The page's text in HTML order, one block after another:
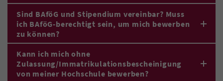
Sind BAföG und Stipendium vereinbar? Muss
ich BAföG-berechtigt sein, um mich bewerben
zu können?
Kann ich mich ohne
Zulassung/Immatrikulationsbescheinigung
von meiner Hochschule bewerben?